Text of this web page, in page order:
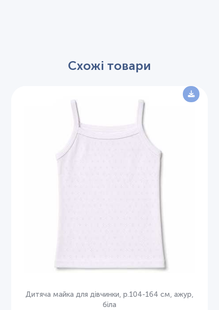
Схожі товари
Дитяча майка для дівчинки, р.104-164 см, ажур,
біла